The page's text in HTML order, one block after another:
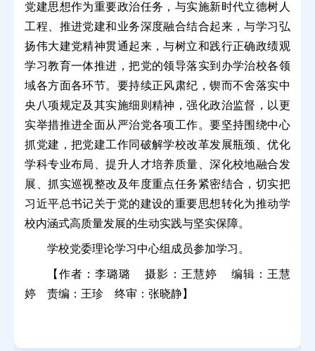
党建思想作为重要政治任务，与实施新时代立德树人
工程、推进党建和业务深度融合结合起来，与学习弘
扬伟大建党精神贯通起来，与树立和践行正确政绩观
学习教育一体推进，把党的领导落实到办学治校各领
域各方面各环节。要持续正风肃纪，锲而不舍落实中
央八项规定及其实施细则精神，强化政治监督，以更
实举措推进全面从严治党各项工作。要坚持围绕中心
抓党建，把党建工作同破解学校改革发展瓶颈、优化
学科专业布局、提升人才培养质量、深化校地融合发
展、抓实巡视整改及年度重点任务紧密结合，切实把
习近平总书记关于党的建设的重要思想转化为推动学
校内涵式高质量发展的生动实践与坚实保障。
学校党委理论学习中心组成员参加学习。
【作者：李璐璐 摄影：王慧婷 编辑：王慧
婷 责编：王珍 终审：张晓静】